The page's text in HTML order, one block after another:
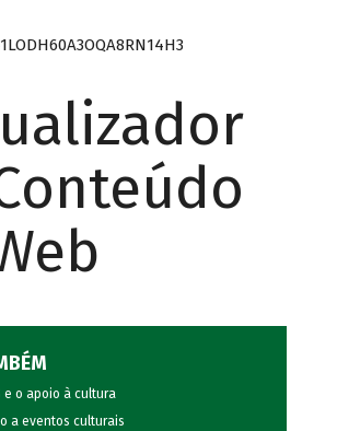
e o apoio à cultura
a eventos culturais